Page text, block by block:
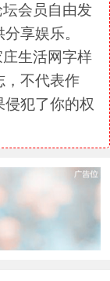
会员自由发
享娱乐。
生活网字样
，不代表作
犯了你的权